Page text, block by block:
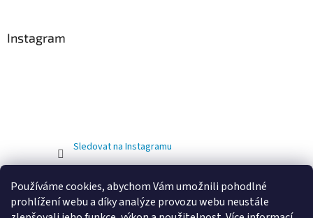
Používáme cookies, abychom Vám umožnili pohodlné
prohlížení webu a díky analýze provozu webu neustále
Instagram
Sledovat na Instagramu